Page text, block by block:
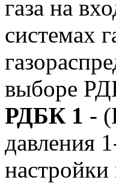
газа на
системах
выборе
РДБК 1 -
давления